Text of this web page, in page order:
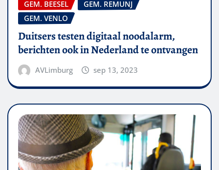
GEM. BEESEL
GEM. REMUNJ
GEM. VENLO
Duitsers testen digitaal noodalarm,
berichten ook in Nederland te ontvangen
AVLimburg sep 13, 2023